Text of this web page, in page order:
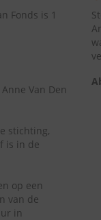
Fonds is 1
Van Den
stichting,
is in de
op een
van de
in